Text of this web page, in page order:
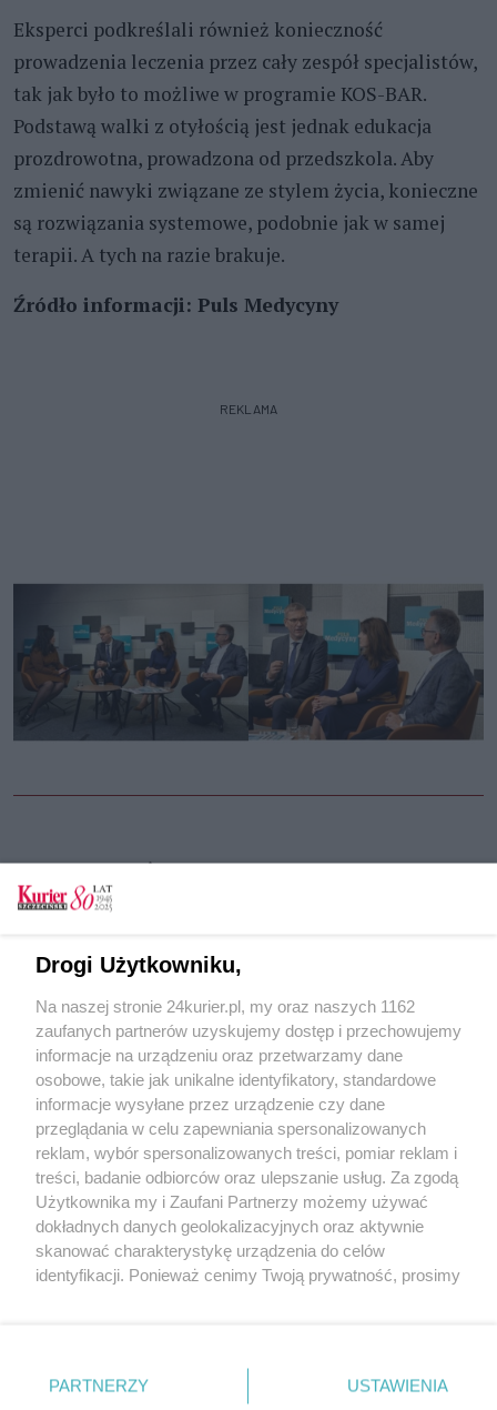
Eksperci podkreślali również konieczność
prowadzenia leczenia przez cały zespół specjalistów,
tak jak było to możliwe w programie KOS-BAR.
Podstawą walki z otyłością jest jednak edukacja
prozdrowotna, prowadzona od przedszkola. Aby
zmienić nawyki związane ze stylem życia, konieczne
są rozwiązania systemowe, podobnie jak w samej
terapii. A tych na razie brakuje.
Źródło informacji: Puls Medycyny
REKLAMA
CZYTAJ TAKŻE
Santander Bank Polska zaprasza na cykl
Wytrop z nami elektrośmieci
Vetoquinol inwestuje w Gorzowie
Wielkopolskim
POGODA
14℃
Zobacz prognozę na 3 dni
Copyright © 2022 Kurier Szczeciński sp. z o.o.
Drogi Użytkowniku,
Na naszej stronie 24kurier.pl, my oraz naszych 1162
zaufanych partnerów uzyskujemy dostęp i przechowujemy
informacje na urządzeniu oraz przetwarzamy dane
osobowe, takie jak unikalne identyfikatory, standardowe
informacje wysyłane przez urządzenie czy dane
przeglądania w celu zapewniania spersonalizowanych
reklam, wybór spersonalizowanych treści, pomiar reklam i
treści, badanie odbiorców oraz ulepszanie usług. Za zgodą
Użytkownika my i Zaufani Partnerzy możemy używać
dokładnych danych geolokalizacyjnych oraz aktywnie
skanować charakterystykę urządzenia do celów
identyfikacji. Ponieważ cenimy Twoją prywatność, prosimy
prywatności znajdujący się w lewym dolnym rogu strony
. Niektóre rodzaje przetwarzania danych nie wymagają
PARTNERZY USTAWIENIA